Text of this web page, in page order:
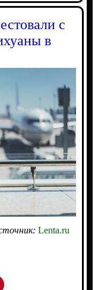
с
в
Lenta.ru